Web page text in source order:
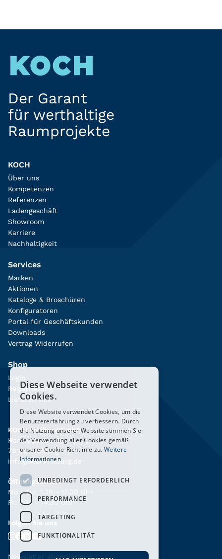
Der Garant
für werthaltige
Raumprojekte
KOCH
Über uns
Kompetenzen
Referenzen
Ladengeschäft
Showroom
Karriere
Nachhaltigkeit
Services
Marken
Aktionen
Kataloge & Broschüren
Konfiguratoren
Portal für Geschäftskunden
Downloads
Vertrag Widerrufen
Shop
Login
Registrierung
Lieferservice
KOCH Freiburg GmbH
Hanferstraße 26
79108 Freiburg i. Br.
info@kochfreiburg.de
Öffnungszeiten
Mo - Do: 7.30 - 17.00 Uhr
Fr: 7.30 - 14.30 Uhr
Folgen Sie uns
Newsletter abonnieren →
Diese Webseite verwendet
Cookies.
Diese Website verwendet Cookies, um die
Benutzererfahrung zu verbessern. Durch
die Nutzung unserer Website stimmen Sie
der Verwendung aller Cookies gemäß
unserer Cookie-Richtlinie zu.Weitere
Informationen
UNBEDINGT ERFORDERLICH
PERFORMANCE
TARGETING
FUNKTIONALITÄT